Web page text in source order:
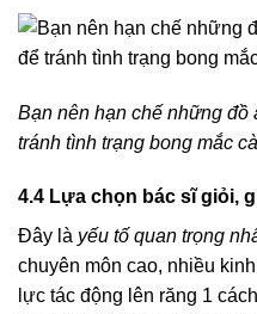
Bạn nên hạn chế những đồ
tránh tình trạng bong mắc
4.4 Lựa chọn bác sĩ giỏi,
Đây là yếu tố quan trọng
chuyên môn cao, nhiều
lực tác động lên răng 1